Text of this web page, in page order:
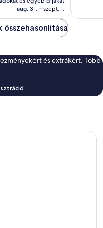
23 531 Ft
aug. 31. – szept. 1.
összehasonlítása
és extrákért. Több